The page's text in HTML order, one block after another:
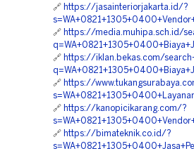
🔗 https://jasainteriorjakarta.id/?
🔗 https://media.muhipa.sch.id/
🔗 https://iklan.bekas.com/
🔗 https://
🔗 https://kanopicikarang.com/?
🔗 https://bimateknik.co.id/?